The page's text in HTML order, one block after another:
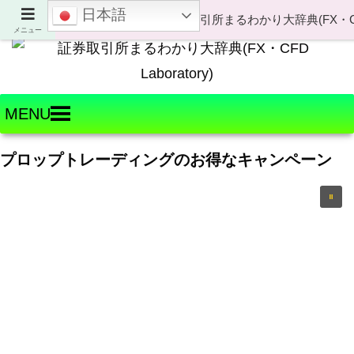
Welcome to FX・CFD Laboratory!
MENU
プロップトレーディングのお得なキャンペーン
メニュー
日本語